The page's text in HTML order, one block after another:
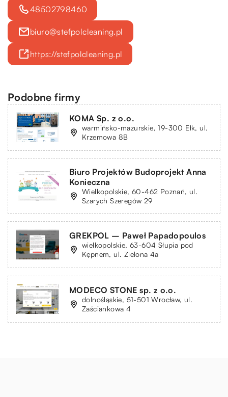
48502798460
biuro@stefpolcleaning.pl
https://stefpolcleaning.pl
Podobne firmy
KOMA Sp. z o.o.
warmińsko-mazurskie, 19-300 Ełk, ul.
Krzemowa 8B
Biuro Projektów Budoprojekt Anna
Konieczna
Wielkopolskie, 60-462 Poznań, ul.
Szarych Szeregów 29
GREKPOL – Paweł Papadopoulos
wielkopolskie, 63-604 Słupia pod
Kępnem, ul. Zielona 4a
MODECO STONE sp. z o.o.
dolnośląskie, 51-501 Wrocław, ul.
Zaściankowa 4